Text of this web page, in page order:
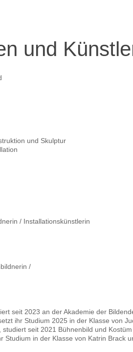
und
und Skulptur
/ Installationskünstlerin
/
seit 2023 an der Akademie der
ihr Studium 2025 in der Klasse von
seit 2021 Bühnenbild und
Studium in der Klasse von Katrin Brack